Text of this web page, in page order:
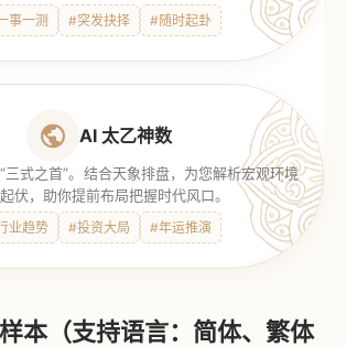
事一测 #突发抉择 #随时起卦
AI 太乙神数
三式之首”。结合天象排盘，为您解析宏观环境
伏，助你提前布局把握时代风口。
业趋势 #投资大局 #年运推演
本（支持语言：简体、繁体